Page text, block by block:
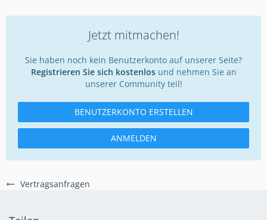
Vertragsanfragen
Jetzt mitmachen!
Sie haben noch kein Benutzerkonto auf unserer Seite?
Registrieren Sie sich kostenlosund nehmen Sie an
unserer Community teil!
BENUTZERKONTO ERSTELLEN
ANMELDEN